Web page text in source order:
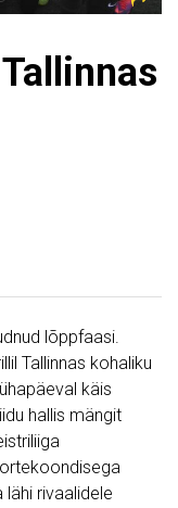
lõppfaasi.
Tallinnas kohaliku
käis
hallis mängit
lähi rivaalidele